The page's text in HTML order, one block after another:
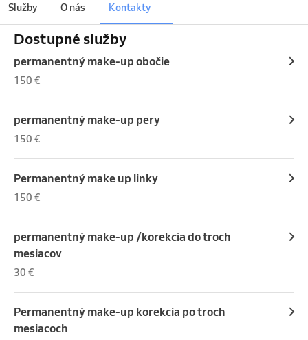
Služby O nás Kontakty
Dostupné služby
permanentný make-up obočie
150 €
permanentný make-up pery
150 €
Permanentný make up linky
150 €
permanentný make-up /korekcia do troch
mesiacov
30 €
Permanentný make-up korekcia po troch
mesiacoch